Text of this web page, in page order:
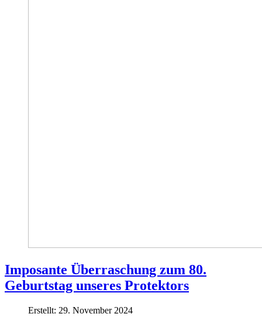
Imposante Überraschung zum 80.
Geburtstag unseres Protektors
Erstellt: 29. November 2024